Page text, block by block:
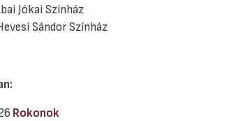
Jókai Színház
Sándor Színház
Rokonok